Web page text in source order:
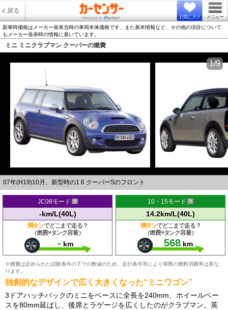
戻る
お気に入り メニュー
新車時価格はメーカー発表当時の車両本体価格です。また基本情報など、その他の項目について
もメーカー発表時の情報に基いています。
ミニ ミニクラブマン クーパーの燃費
07年(H19)10月、新型時の1.6 クーパーSのフロント
1/9
JC08モード
-km/L(40L)
満タンでどこまで走る？
（燃費×タンク容量）
- km
10・15モード
14.2km/L(40L)
満タンでどこまで走る？
（燃費×タンク容量）
568 km
※燃費は定められた試験条件の下での数値のため、走行条件等により実際の燃料消費率は異な
ります。
独創的なデザインで広く大きくなった“ミニワゴン”
3ドアハッチバックのミニをベースに全長を240mm、ホイールベー
スを80mm延ばし、後席とラゲージを広くしたのがクラブマン。英